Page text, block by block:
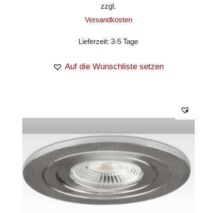
zzgl.
Versandkosten
Lieferzeit:3-5 Tage
Auf die Wunschliste setzen